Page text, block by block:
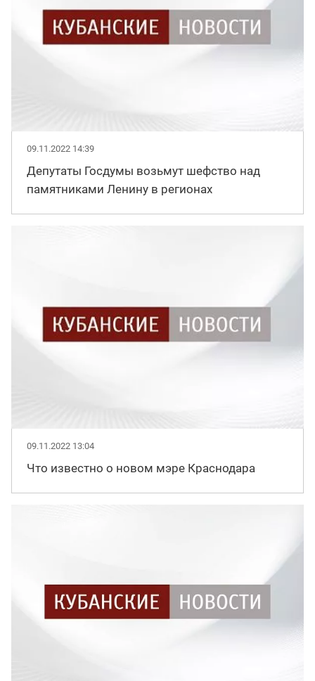
09.11.2022 14:39
Депутаты Госдумы возьмут шефство над
памятниками Ленину в регионах
09.11.2022 13:04
Что известно о новом мэре Краснодара